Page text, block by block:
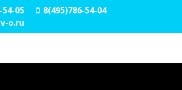
54-05
8(495)786-54-04
o.ru